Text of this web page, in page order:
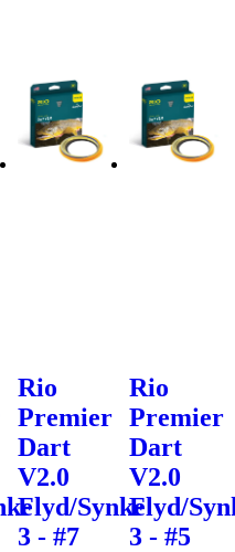
Rio
Premier
Dart
V2.0
Flyd/Synke
3 - #7
Rio
Premier
Dart
V2.0
Flyd/
3 - #5